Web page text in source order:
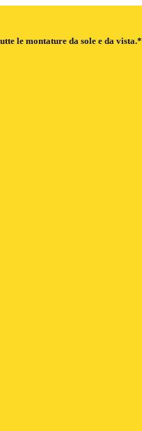
le montature da sole e da vista.*